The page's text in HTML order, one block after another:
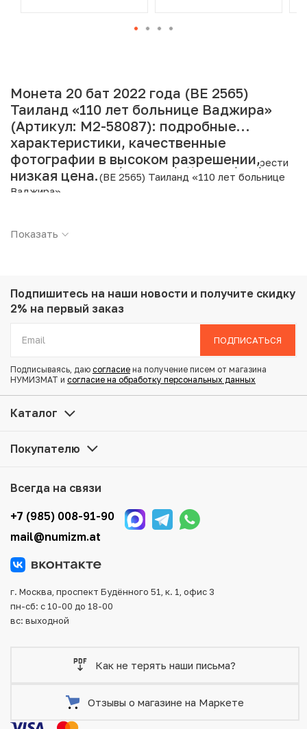
Монета 20 бат 2022 года (BE 2565)
Таиланд «110 лет больнице Ваджира»
(Артикул: M2-58087): подробные
характеристики, качественные
фотографии в высоком разрешении,
низкая цена.
Интернет магазин «Нумизмат» предлагает приобрести
20 бат 2022 года (BE 2565) Таиланд «110 лет больнице
Ваджира».
Металл: Медно-никелевый сплав
Вес: 15 г
Состояние: UNC
Купить 20 бат 2022 года (BE 2565) Таиланд «110 лет
больнице Ваджира» по привлекательной цене можно в
нашем интернет-магазине — Вам достаточно оформить
Для вашего удобства представлены несколько способов
оплаты и доставки заказа. Все отправления надежно и
тщательно упаковываются, что исключает возможность
повреждения во время доставки.
Показать
Подпишитесь на наши новости и получите скидку
2% на первый заказ
ПОДПИСАТЬСЯ
Подписываясь, даю согласие на получение писем от магазина
НУМИЗМАТ и согласие на обработку персональных данных
Каталог
Покупателю
Всегда на связи
+7 (985) 008-91-90
mail@numizm.at
г. Москва, проспект Будённого 51, к. 1, офис 3
пн-сб: с 10-00 до 18-00
вс: выходной
Как не терять наши письма?
Отзывы о магазине на Маркете